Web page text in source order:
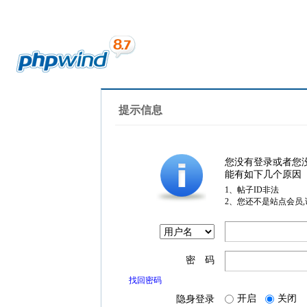
提示信息
您没有登录或者您
能有如下几个原因
1、帖子ID非法
2、您还不是站点会员
密 码
找回密码
隐身登录 开启 关闭